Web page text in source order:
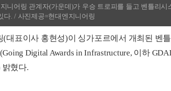
니어링 관계자(가운데)가 우승 트로피를 들고 벤틀리시
다. / 사진제공=현대엔지니어링
대표이사 홍현성)이 싱가포르에서 개최된 벤
Digital Awards in Infrastructure, 이하
밝혔다.